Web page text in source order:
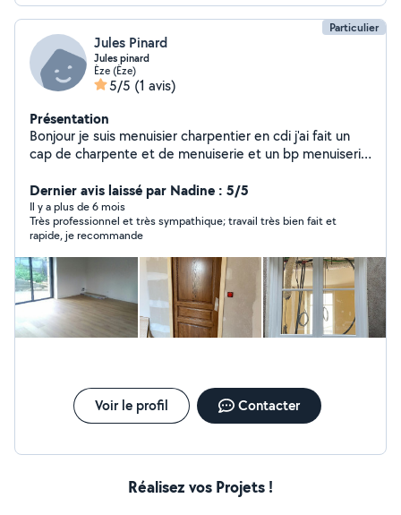
Particulier
Jules Pinard
Jules pinard
Èze (Èze)
5/5 (1 avis)
Présentation
Bonjour je suis menuisier charpentier en cdi j'ai fait un
cap de charpente et de menuiserie et un bp menuiserie
ect
Dernier avis laissé par Nadine : 5/5
Il y a plus de 6 mois
Très professionnel et très sympathique; travail très bien fait et
rapide, je recommande
Voir le profil Contacter
Réalisez vos Projets !